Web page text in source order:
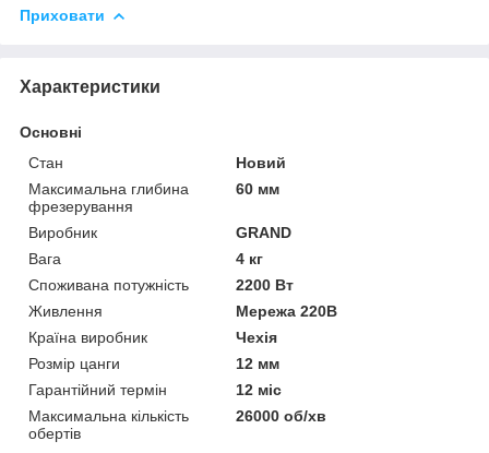
Приховати
Характеристики
Основні
Стан
Новий
Максимальна глибина
фрезерування
60 мм
Виробник
GRAND
Вага
4 кг
Споживана потужність
2200 Вт
Живлення
Мережа 220В
Країна виробник
Чехія
Розмір цанги
12 мм
Гарантійний термін
12 міс
Максимальна кількість
обертів
26000 об/хв